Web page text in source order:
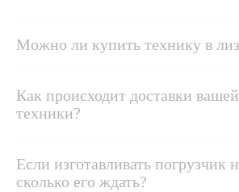
Можно ли купить технику в
Как происходит доставки вашей
техники?
Если изготавливать погрузчик
сколько его ждать?